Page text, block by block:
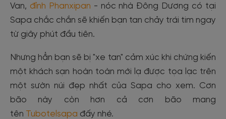
Van, đỉnh Phanxipan - nóc nhà Đông Dương có tại
Sapa chắc chắn sẽ khiến bạn tan chảy trái tim ngay
từ giây phút đầu tiên.
Nhưng hẳn bạn sẽ bị "xe tan" cảm xúc khi chứng kiến
một khách sạn hoàn toàn mới lạ được tọa lạc trên
một sườn núi đẹp nhất của Sapa cho xem. Cơn
bão này còn hơn cả cơn bão mang
tên Tubotelsapa đấy nhé.